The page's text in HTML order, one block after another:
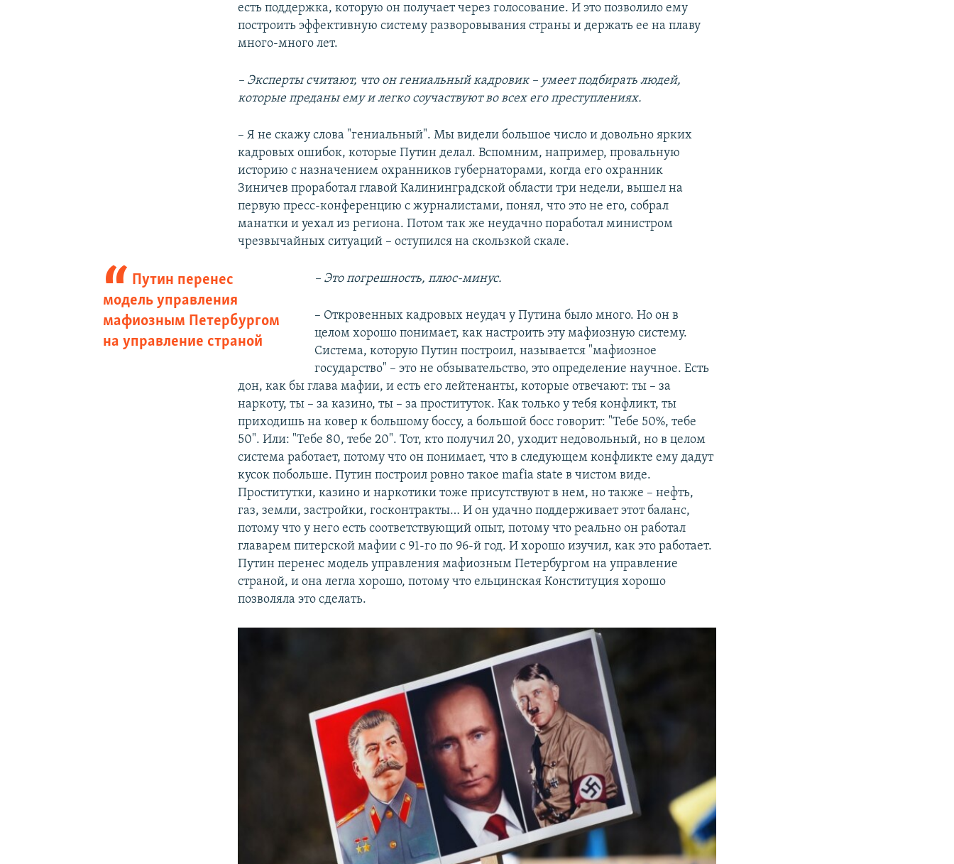
есть поддержка, которую он получает через голосование. И это позволило ему
построить эффективную систему разворовывания страны и держать ее на плаву
много-много лет.
– Эксперты считают, что он гениальный кадровик – умеет подбирать людей,
которые преданы ему и легко соучаствуют во всех его преступлениях.
– Я не скажу слова "гениальный". Мы видели большое число и довольно ярких
кадровых ошибок, которые Путин делал. Вспомним, например, провальную
историю с назначением охранников губернаторами, когда его охранник
Зиничев проработал главой Калининградской области три недели, вышел на
первую пресс-конференцию с журналистами, понял, что это не его, собрал
манатки и уехал из региона. Потом так же неудачно поработал министром
чрезвычайных ситуаций – оступился на скользкой скале.
Путин перенес
модель управления
мафиозным Петербургом
на управление страной
– Это погрешность, плюс-минус.
– Откровенных кадровых неудач у Путина было много. Но он в
целом хорошо понимает, как настроить эту мафиозную систему.
Система, которую Путин построил, называется "мафиозное
государство" – это не обзывательство, это определение научное. Есть
дон, как бы глава мафии, и есть его лейтенанты, которые отвечают: ты – за
наркоту, ты – за казино, ты – за проституток. Как только у тебя конфликт, ты
приходишь на ковер к большому боссу, а большой босс говорит: "Тебе 50%, тебе
50". Или: "Тебе 80, тебе 20". Тот, кто получил 20, уходит недовольный, но в целом
система работает, потому что он понимает, что в следующем конфликте ему дадут
кусок побольше. Путин построил ровно такое mafia state в чистом виде.
Проститутки, казино и наркотики тоже присутствуют в нем, но также – нефть,
газ, земли, застройки, госконтракты… И он удачно поддерживает этот баланс,
потому что у него есть соответствующий опыт, потому что реально он работал
главарем питерской мафии с 91-го по 96-й год. И хорошо изучил, как это работает.
Путин перенес модель управления мафиозным Петербургом на управление
страной, и она легла хорошо, потому что ельцинская Конституция хорошо
позволяла это сделать.